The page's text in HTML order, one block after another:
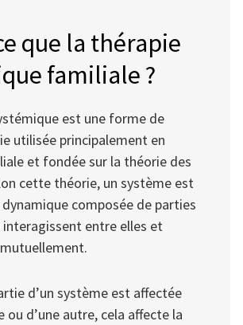
que la thérapie
familiale ?
est une forme de
utilisée principalement en
et fondée sur la théorie des
cette théorie, un système est
composée de parties
entre elles et
d’un système est affectée
ou d’une autre, cela affecte la